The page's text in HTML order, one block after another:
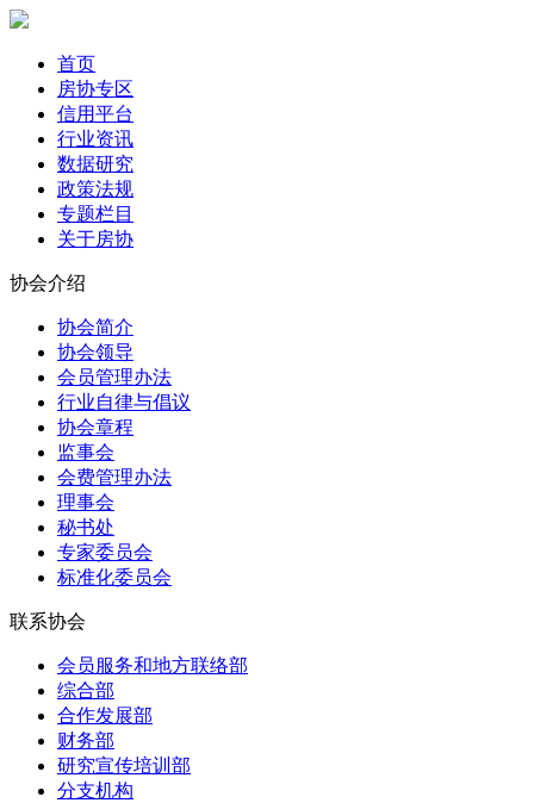
首页
房协专区
信用平台
行业资讯
数据研究
政策法规
专题栏目
关于房协
协会介绍
协会简介
协会领导
会员管理办法
行业自律与倡议
协会章程
监事会
会费管理办法
理事会
秘书处
专家委员会
标准化委员会
联系协会
会员服务和地方联络部
综合部
合作发展部
财务部
研究宣传培训部
分支机构